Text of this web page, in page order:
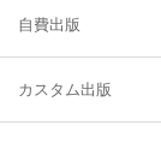
自費出版
カスタム出版